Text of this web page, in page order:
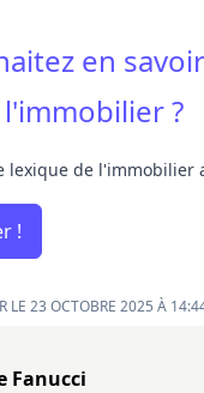
en
l'immobilier ?
lexique de l'immobilier
!
LE 23 OCTOBRE 2025 À
Fanucci